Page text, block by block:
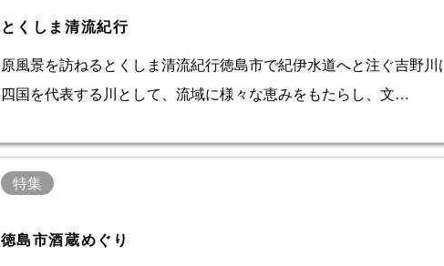
とくしま清流紀行
原風景を訪ねるとくしま清流紀行徳島市で紀伊水道へと注ぐ吉野川
四国を代表する川として、流域に様々な恵みをもたらし、文…
特集
徳島市酒蔵めぐり